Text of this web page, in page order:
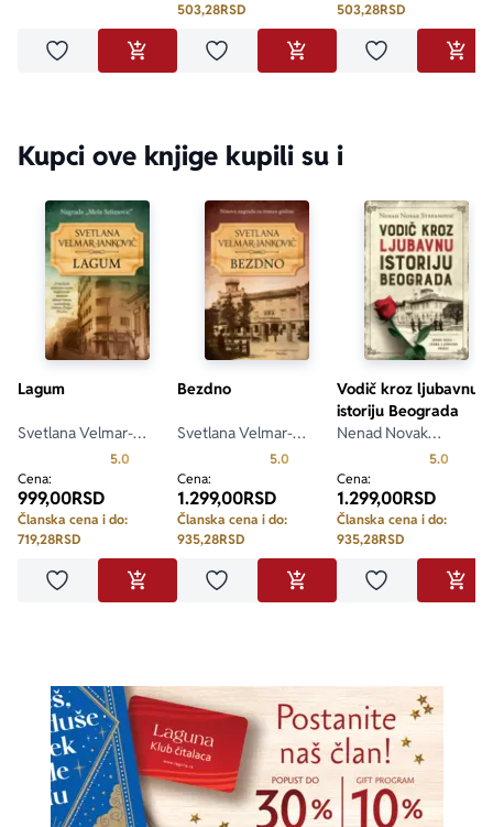
Dodaj u omiljeneDODAJ U KORPU
503,28RSD
Dodaj u omiljeneDODAJ U KORPU
503,28RSD
Dodaj u
Kupci ove knjige kupili su i
Lagum
Svetlana Velmar-
5.0 Prosecna ocena je 5.0 od 5
Cena:
999,00RSD
Članska cena i do:
719,28RSD
Dodaj u omiljeneDODAJ U KORPU
Bezdno
Svetlana Velmar-
5.0 Prosecna ocena je 5.0 od 5
Cena:
1.299,00RSD
Članska cena i do:
935,28RSD
Dodaj u omiljeneDODAJ U KORPU
Vodič kroz ljubavnu
istoriju Beograda
Nenad Novak
5.0
Cena:
1.299,00RSD
Članska cena i do:
935,28RSD
Dodaj u